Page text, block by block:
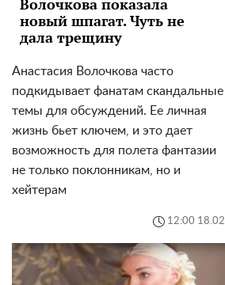
Волочкова показала
новый шпагат. Чуть не
дала трещину
Анастасия Волочкова часто
подкидывает фанатам скандальные
темы для обсуждений. Ее личная
жизнь бьет ключем, и это дает
возможность для полета фантазии
не только поклонникам, но и
хейтерам
12:00 18.02